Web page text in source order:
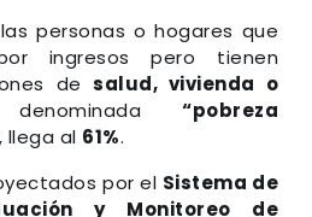
personas o hogares que
ingresos pero tienen
desalud, vivienda o
“pobreza
, llega al 61%.
por el Sistema de
y Monitoreo de